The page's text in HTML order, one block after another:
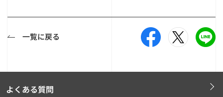
一覧に戻る
よくある質問